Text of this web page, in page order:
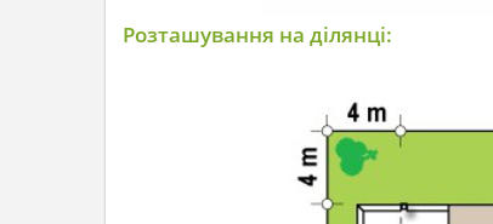
Розташування на ділянці: